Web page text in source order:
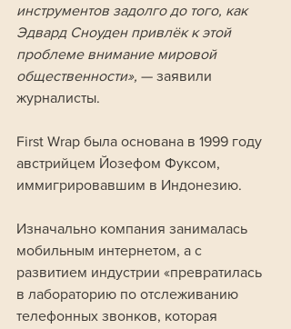
инструментов задолго до того, как
Эдвард Сноуден привлёк к этой
проблеме внимание мировой
общественности», — заявили
журналисты.
First Wrap была основана в 1999 году
австрийцем Йозефом Фуксом,
иммигрировавшим в Индонезию.
Изначально компания занималась
мобильным интернетом, а с
развитием индустрии «превратилась
в лабораторию по отслеживанию
телефонных звонков, которая